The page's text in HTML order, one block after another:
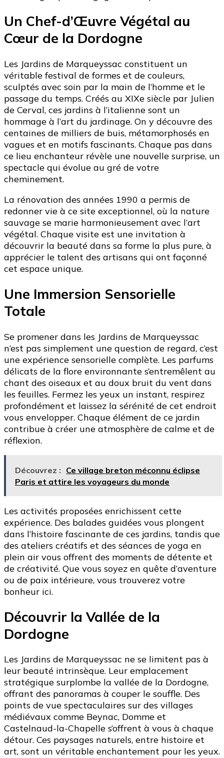
Un Chef-d’Œuvre Végétal au
Cœur de la Dordogne
Les Jardins de Marqueyssac constituent un
véritable festival de formes et de couleurs,
sculptés avec soin par la main de l’homme et le
passage du temps. Créés au XIXe siècle par Julien
de Cerval, ces jardins à l’italienne sont un
hommage à l’art du jardinage. On y découvre des
centaines de milliers de buis, métamorphosés en
vagues et en motifs fascinants. Chaque pas dans
ce lieu enchanteur révèle une nouvelle surprise, un
spectacle qui évolue au gré de votre
cheminement.
La rénovation des années 1990 a permis de
redonner vie à ce site exceptionnel, où la nature
sauvage se marie harmonieusement avec l’art
végétal. Chaque visite est une invitation à
découvrir la beauté dans sa forme la plus pure, à
apprécier le talent des artisans qui ont façonné
cet espace unique.
Une Immersion Sensorielle
Totale
Se promener dans les Jardins de Marqueyssac
n’est pas simplement une question de regard, c’est
une expérience sensorielle complète. Les parfums
délicats de la flore environnante s’entremêlent au
chant des oiseaux et au doux bruit du vent dans
les feuilles. Fermez les yeux un instant, respirez
profondément et laissez la sérénité de cet endroit
vous envelopper. Chaque élément de ce jardin
contribue à créer une atmosphère de calme et de
réflexion.
Découvrez : Ce village breton méconnu éclipse
Paris et attire les voyageurs du monde
Les activités proposées enrichissent cette
expérience. Des balades guidées vous plongent
dans l’histoire fascinante de ces jardins, tandis que
des ateliers créatifs et des séances de yoga en
plein air vous offrent des moments de détente et
de créativité. Que vous soyez en quête d’aventure
ou de paix intérieure, vous trouverez votre
bonheur ici.
Découvrir la Vallée de la
Dordogne
Les Jardins de Marqueyssac ne se limitent pas à
leur beauté intrinsèque. Leur emplacement
stratégique surplombe la vallée de la Dordogne,
offrant des panoramas à couper le souffle. Des
points de vue spectaculaires sur des villages
médiévaux comme Beynac, Domme et
Castelnaud-la-Chapelle s’offrent à vous à chaque
détour. Ces paysages naturels, entre histoire et
art, sont un véritable enchantement pour les yeux.